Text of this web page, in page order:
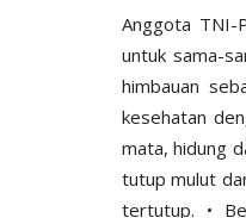
Anggota TNI-
untuk sama-
himbauan
kesehatan
mata, hidung
tutup mulut
tertutup. •